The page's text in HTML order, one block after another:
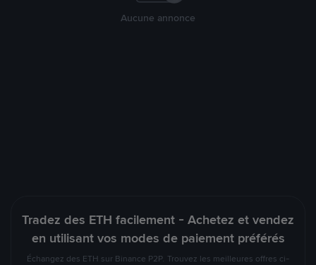
Aucune annonce
Tradez des ETH facilement - Achetez et vendez
en utilisant vos modes de paiement préférés
Échangez des ETH sur Binance P2P. Trouvez les meilleures offres ci-